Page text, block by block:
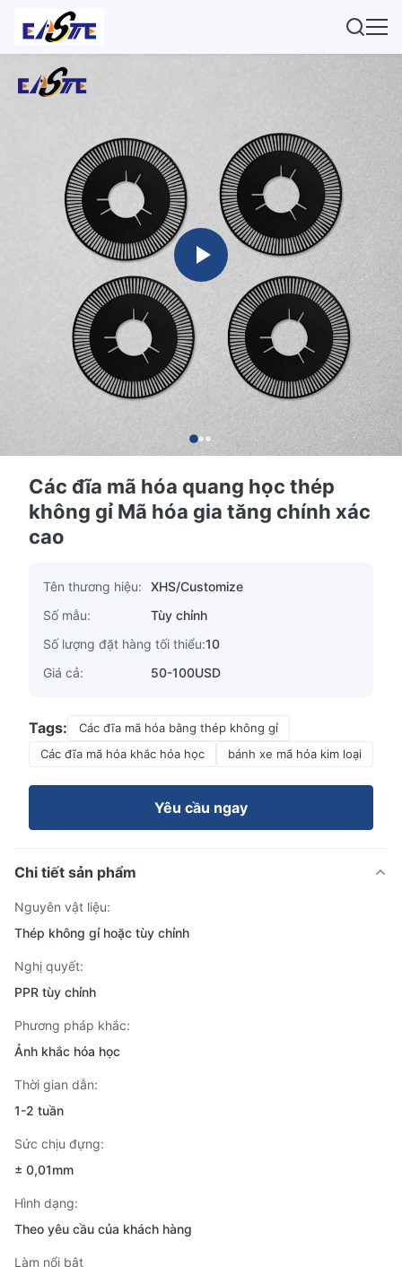
Các đĩa mã hóa quang học thép
không gỉ Mã hóa gia tăng chính xác
cao
Tên thương hiệu:
XHS/Customize
Số mẫu:
Tùy chỉnh
Số lượng đặt hàng tối thiểu:10
Giá cả:
50-100USD
Tags:
Các đĩa mã hóa bằng thép không gỉ
Các đĩa mã hóa khắc hóa học
bánh xe mã hóa kim loại
Yêu cầu ngay
Chi tiết sản phẩm
Nguyên vật liệu:
Thép không gỉ hoặc tùy chỉnh
Nghị quyết:
PPR tùy chỉnh
Phương pháp khắc:
Ảnh khắc hóa học
Thời gian dẫn:
1-2 tuần
Sức chịu đựng:
± 0,01mm
Hình dạng:
Theo yêu cầu của khách hàng
Làm nổi bật